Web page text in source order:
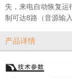
失，来电自动恢复
制可达8路（音源输
产品详情